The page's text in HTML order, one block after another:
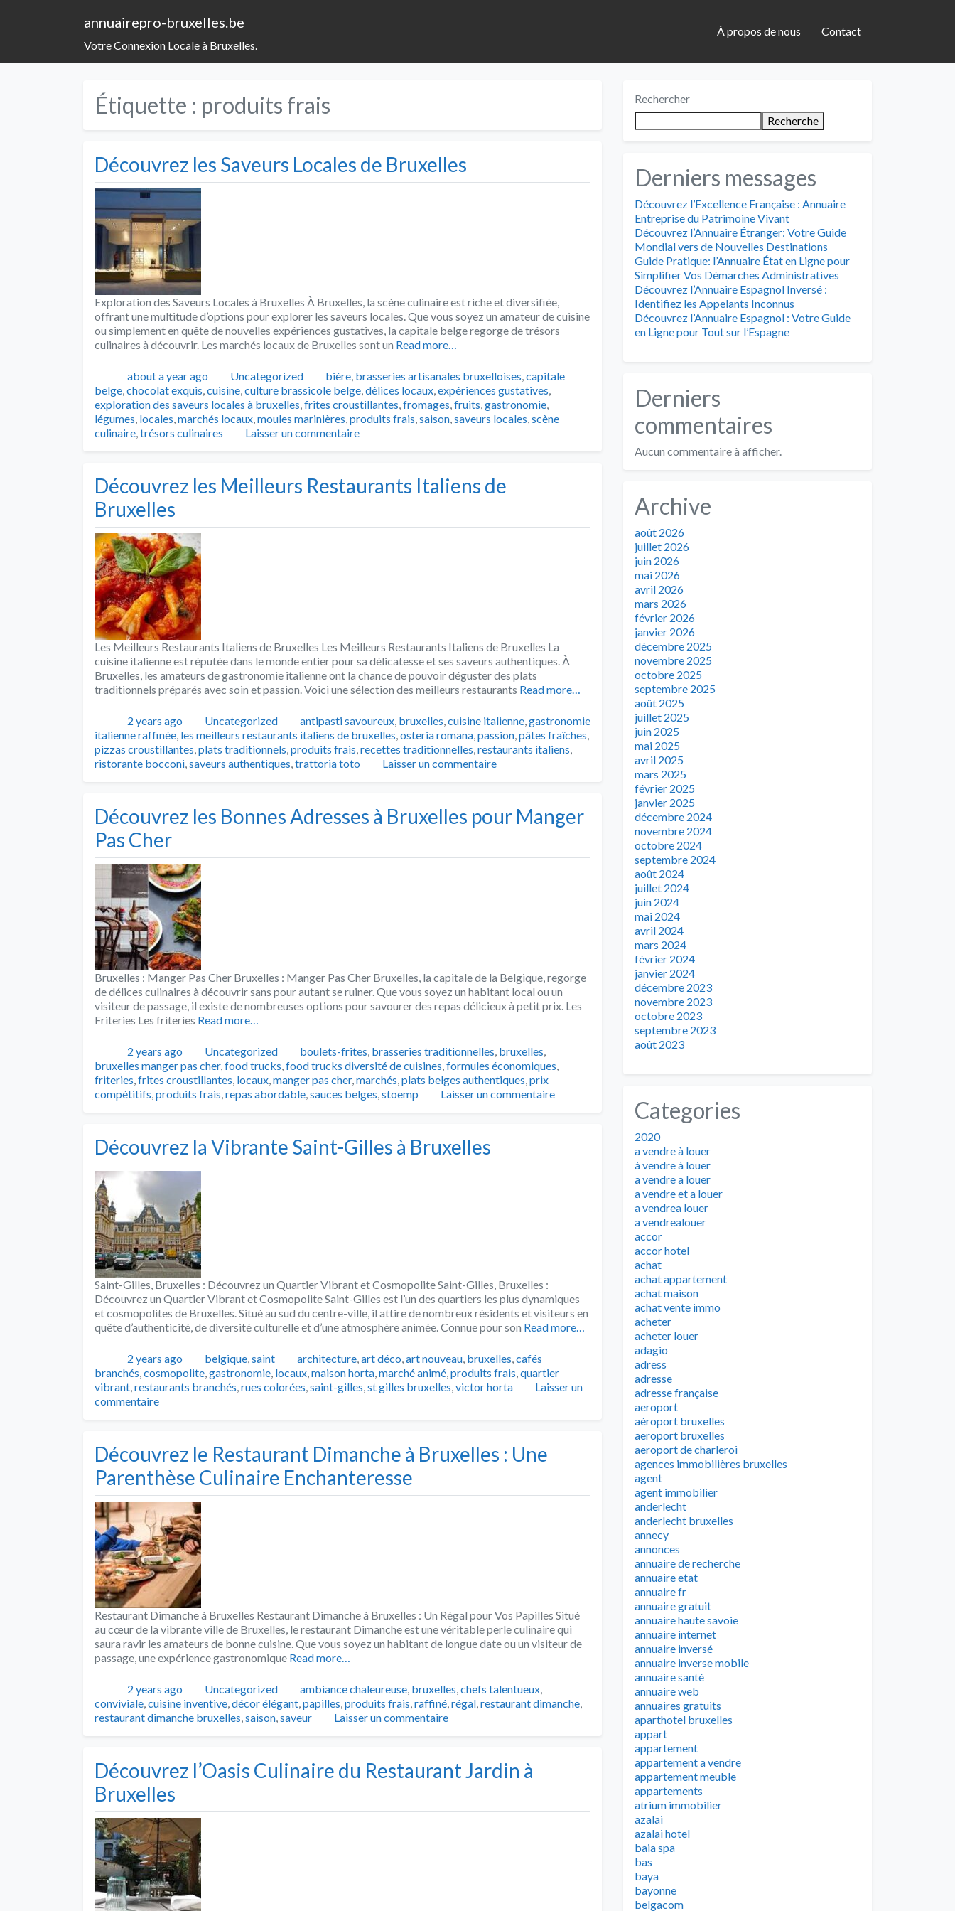
annuairepro-bruxelles.be
Votre Connexion Locale à Bruxelles.
À propos de nous Contact
Étiquette : produits frais
Découvrez les Saveurs Locales de Bruxelles
Exploration des Saveurs Locales à Bruxelles À Bruxelles, la scène culinaire est riche et diversifiée,
offrant une multitude d’options pour explorer les saveurs locales. Que vous soyez un amateur de cuisine
ou simplement en quête de nouvelles expériences gustatives, la capitale belge regorge de trésors
culinaires à découvrir. Les marchés locaux de Bruxelles sont un Read more…
Publié
about a year ago Catégories
Uncategorized Tags
bière, brasseries artisanales bruxelloises,capitale
belge,chocolat exquis,cuisine,culture brassicole belge,délices locaux,expériences gustatives,
exploration des saveurs locales à bruxelles,frites croustillantes,fromages,fruits,gastronomie,
légumes, locales,marchés locaux,moules marinières,produits frais,saison,saveurs locales,scène
culinaire,trésors culinaires Laisser un commentaire
Découvrez les Meilleurs Restaurants Italiens de
Bruxelles
Les Meilleurs Restaurants Italiens de Bruxelles Les Meilleurs Restaurants Italiens de Bruxelles La
cuisine italienne est réputée dans le monde entier pour sa délicatesse et ses saveurs authentiques. À
Bruxelles, les amateurs de gastronomie italienne ont la chance de pouvoir déguster des plats
traditionnels préparés avec soin et passion. Voici une sélection des meilleurs restaurants Read more…
Publié2 years ago Catégories
Uncategorized Tags
antipasti savoureux, bruxelles,cuisine italienne,gastronomie
italienne raffinée, les meilleurs restaurants italiens de bruxelles,osteria romana,passion,pâtes fraîches,
pizzas croustillantes,plats traditionnels,produits frais,recettes traditionnelles,restaurants italiens,
ristorante bocconi,saveurs authentiques,trattoria toto Laisser un commentaire
Découvrez les Bonnes Adresses à Bruxelles pour Manger
Pas Cher
Bruxelles : Manger Pas Cher Bruxelles : Manger Pas Cher Bruxelles, la capitale de la Belgique, regorge
de délices culinaires à découvrir sans pour autant se ruiner. Que vous soyez un habitant local ou un
visiteur de passage, il existe de nombreuses options pour savourer des repas délicieux à petit prix. Les
Friteries Les friteries Read more…
Publié2 years ago Catégories
Uncategorized Tags
boulets-frites, brasseries traditionnelles, bruxelles,
bruxelles manger pas cher,food trucks,food trucks diversité de cuisines,formules économiques,
friteries,frites croustillantes, locaux,manger pas cher,marchés,plats belges authentiques,prix
compétitifs,produits frais,repas abordable,sauces belges,stoemp Laisser un commentaire
Découvrez la Vibrante Saint-Gilles à Bruxelles
Saint-Gilles, Bruxelles : Découvrez un Quartier Vibrant et Cosmopolite Saint-Gilles, Bruxelles :
Découvrez un Quartier Vibrant et Cosmopolite Saint-Gilles est l’un des quartiers les plus dynamiques
et cosmopolites de Bruxelles. Situé au sud du centre-ville, il attire de nombreux résidents et visiteurs en
quête d’authenticité, de diversité culturelle et d’une atmosphère animée. Connue pour son Read more…
Publié2 years ago Catégories
belgique,saint Tags
architecture,art déco,art nouveau, bruxelles,cafés
branchés,cosmopolite,gastronomie, locaux,maison horta,marché animé,produits frais,quartier
vibrant,restaurants branchés,rues colorées,saint-gilles,st gilles bruxelles,victor horta
Laisser un
commentaire
Découvrez le Restaurant Dimanche à Bruxelles : Une
Parenthèse Culinaire Enchanteresse
Restaurant Dimanche à Bruxelles Restaurant Dimanche à Bruxelles : Un Régal pour Vos Papilles Situé
au cœur de la vibrante ville de Bruxelles, le restaurant Dimanche est une véritable perle culinaire qui
saura ravir les amateurs de bonne cuisine. Que vous soyez un habitant de longue date ou un visiteur de
passage, une expérience gastronomique Read more…
Publié2 years ago Catégories
Uncategorized Tags
ambiance chaleureuse, bruxelles,chefs talentueux,
conviviale,cuisine inventive,décor élégant,papilles,produits frais,raffiné,régal,restaurant dimanche,
restaurant dimanche bruxelles,saison,saveur Laisser un commentaire
Découvrez l’Oasis Culinaire du Restaurant Jardin à
Bruxelles
Rechercher
Recherche
Derniers messages
Découvrez l’Excellence Française : Annuaire
Entreprise du Patrimoine Vivant
Découvrez l’Annuaire Étranger: Votre Guide
Mondial vers de Nouvelles Destinations
Guide Pratique: l’Annuaire État en Ligne pour
Simplifier Vos Démarches Administratives
Découvrez l’Annuaire Espagnol Inversé :
Identifiez les Appelants Inconnus
Découvrez l’Annuaire Espagnol : Votre Guide
en Ligne pour Tout sur l’Espagne
Derniers
commentaires
Aucun commentaire à afficher.
Archive
août 2026
juillet 2026
juin 2026
mai 2026
avril 2026
mars 2026
février 2026
janvier 2026
décembre 2025
novembre 2025
octobre 2025
septembre 2025
août 2025
juillet 2025
juin 2025
mai 2025
avril 2025
mars 2025
février 2025
janvier 2025
décembre 2024
novembre 2024
octobre 2024
septembre 2024
août 2024
juillet 2024
juin 2024
mai 2024
avril 2024
mars 2024
février 2024
janvier 2024
décembre 2023
novembre 2023
octobre 2023
septembre 2023
août 2023
Categories
2020
a vendre à louer
à vendre à louer
a vendre a louer
a vendre et a louer
a vendrea louer
a vendrealouer
accor
accor hotel
achat
achat appartement
achat maison
achat vente immo
acheter
acheter louer
adagio
adress
adresse
adresse française
aeroport
aéroport bruxelles
aeroport bruxelles
aeroport de charleroi
agences immobilières bruxelles
agent
agent immobilier
anderlecht
anderlecht bruxelles
annecy
annonces
annuaire de recherche
annuaire etat
annuaire fr
annuaire gratuit
annuaire haute savoie
annuaire internet
annuaire inversé
annuaire inverse mobile
annuaire santé
annuaire web
annuaires gratuits
aparthotel bruxelles
appart
appartement
appartement a vendre
appartement meuble
appartements
atrium immobilier
azalai
azalai hotel
baia spa
bas
baya
bayonne
belgacom